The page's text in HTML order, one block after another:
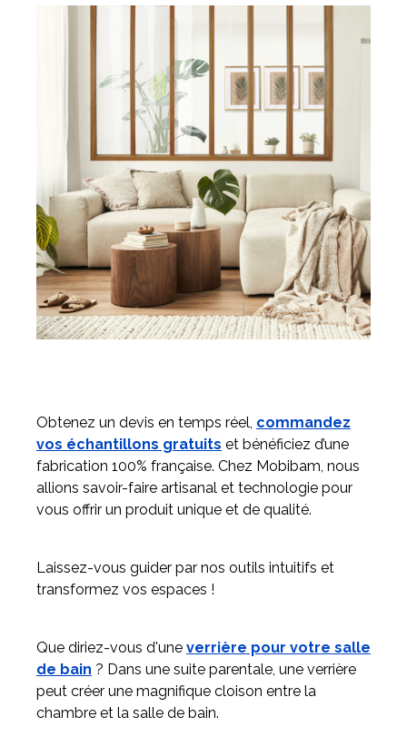
Obtenez un devis en temps réel, commandez
vos échantillons gratuits et bénéficiez d’une
fabrication 100% française. Chez Mobibam, nous
allions savoir-faire artisanal et technologie pour
vous offrir un produit unique et de qualité.
Laissez-vous guider par nos outils intuitifs et
transformez vos espaces !
Que diriez-vous d'une verrière pour votre salle
de bain ? Dans une suite parentale, une verrière
peut créer une magnifique cloison entre la
chambre et la salle de bain.